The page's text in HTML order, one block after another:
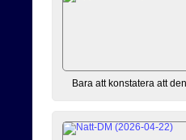
Bara att konstatera att